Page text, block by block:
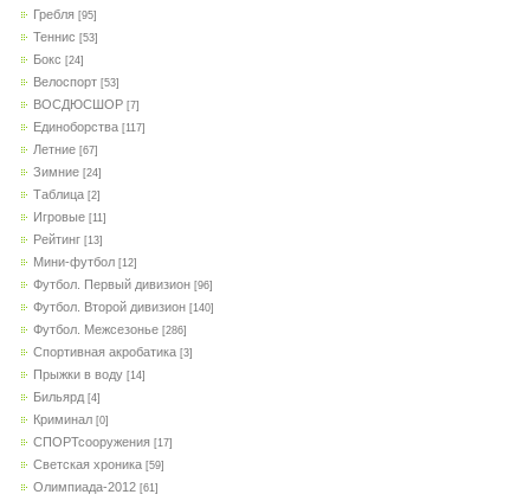
Гребля [95]
Теннис [53]
Бокс [24]
Велоспорт [53]
ВОСДЮСШОР [7]
Единоборства [117]
Летние [67]
Зимние [24]
Таблица [2]
Игровые [11]
Рейтинг [13]
Мини-футбол [12]
Футбол. Первый дивизион [96]
Футбол. Второй дивизион [140]
Футбол. Межсезонье [286]
Спортивная акробатика [3]
Прыжки в воду [14]
Бильярд [4]
Криминал [0]
СПОРТсооружения [17]
Светская хроника [59]
Олимпиада-2012 [61]